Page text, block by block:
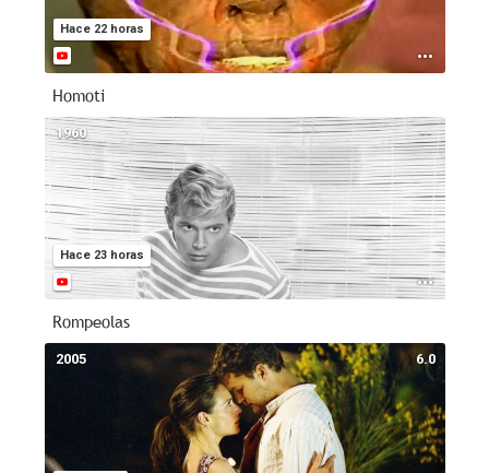
Hace 22 horas
Homoti
--
Hace 23 horas
1960
Rompeolas
6.0
2005